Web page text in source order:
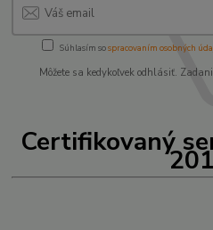
Súhlasím sospracovaním osobných
Môžete sa kedykoľvek odhlásiť.
Certifikovaný